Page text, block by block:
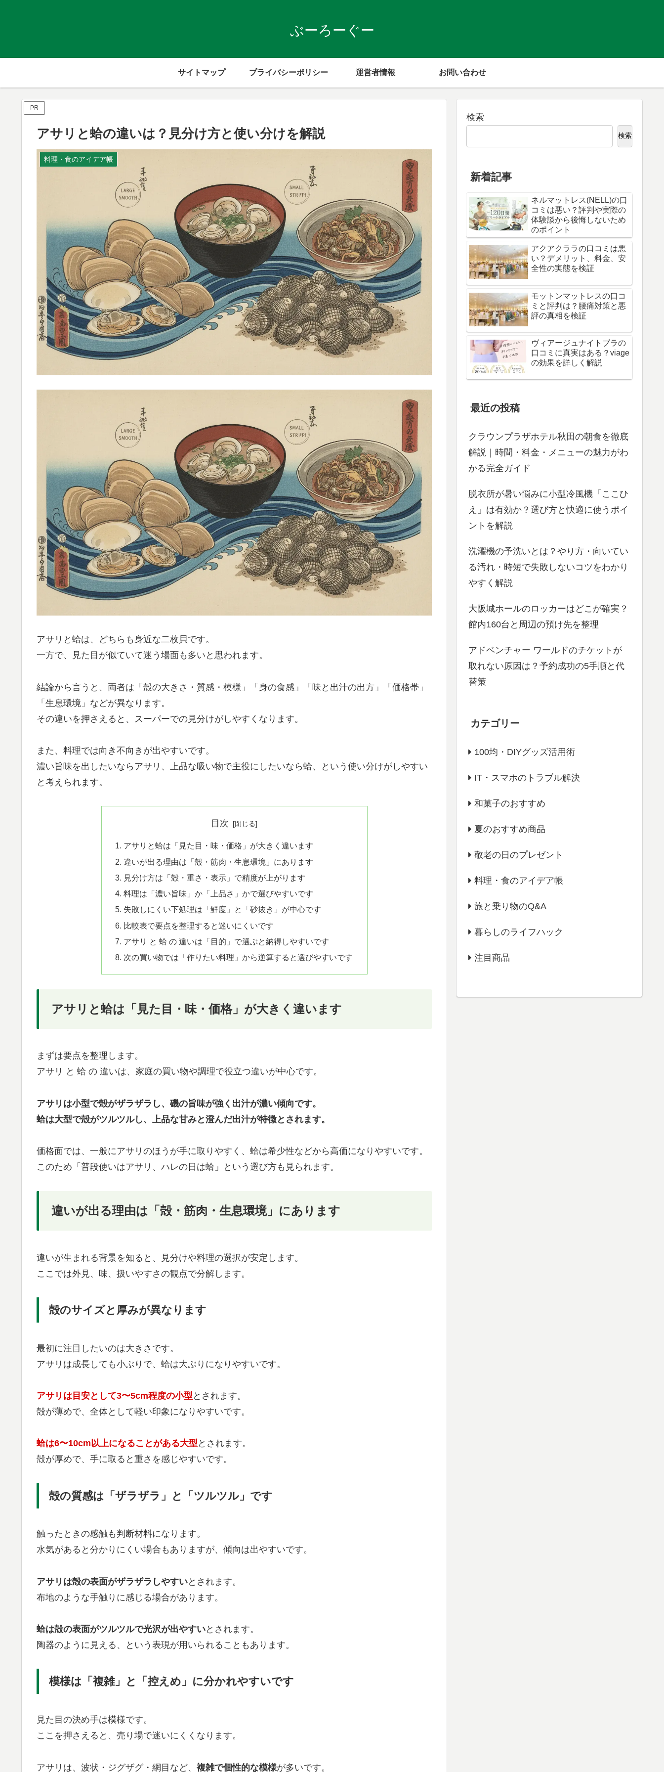
ぶーろーぐー
サイトマップ プライバシーポリシー 運営者情報 お問い合わせ
PR
アサリと蛤の違いは？見分け方と使い分けを解説
料理・食のアイデア帳
アサリと蛤は、どちらも身近な二枚貝です。
一方で、見た目が似ていて迷う場面も多いと思われます。
結論から言うと、両者は「殻の大きさ・質感・模様」「身の食感」「味と出汁の出方」「価格帯」
「生息環境」などが異なります。
その違いを押さえると、スーパーでの見分けがしやすくなります。
また、料理では向き不向きが出やすいです。
濃い旨味を出したいならアサリ、上品な吸い物で主役にしたいなら蛤、という使い分けがしやすい
と考えられます。
目次
アサリと蛤は「見た目・味・価格」が大きく違います
違いが出る理由は「殻・筋肉・生息環境」にあります
見分け方は「殻・重さ・表示」で精度が上がります
料理は「濃い旨味」か「上品さ」かで選びやすいです
失敗しにくい下処理は「鮮度」と「砂抜き」が中心です
比較表で要点を整理すると迷いにくいです
アサリ と 蛤 の 違いは「目的」で選ぶと納得しやすいです
次の買い物では「作りたい料理」から逆算すると選びやすいです
アサリと蛤は「見た目・味・価格」が大きく違います
まずは要点を整理します。
アサリ と 蛤 の 違いは、家庭の買い物や調理で役立つ違いが中心です。
アサリは小型で殻がザラザラし、磯の旨味が強く出汁が濃い傾向です。
蛤は大型で殻がツルツルし、上品な甘みと澄んだ出汁が特徴とされます。
価格面では、一般にアサリのほうが手に取りやすく、蛤は希少性などから高価になりやすいです。
このため「普段使いはアサリ、ハレの日は蛤」という選び方も見られます。
違いが出る理由は「殻・筋肉・生息環境」にあります
違いが生まれる背景を知ると、見分けや料理の選択が安定します。
ここでは外見、味、扱いやすさの観点で分解します。
殻のサイズと厚みが異なります
最初に注目したいのは大きさです。
アサリは成長しても小ぶりで、蛤は大ぶりになりやすいです。
アサリは目安として3〜5cm程度の小型 とされます。
殻が薄めで、全体として軽い印象になりやすいです。
蛤は6〜10cm以上になることがある大型 とされます。
殻が厚めで、手に取ると重さを感じやすいです。
殻の質感は「ザラザラ」と「ツルツル」です
触ったときの感触も判断材料になります。
水気があると分かりにくい場合もありますが、傾向は出やすいです。
アサリは殻の表面がザラザラしやすいとされます。
布地のような手触りに感じる場合があります。
蛤は殻の表面がツルツルで光沢が出やすいとされます。
陶器のように見える、という表現が用いられることもあります。
模様は「複雑」と「控えめ」に分かれやすいです
見た目の決め手は模様です。
ここを押さえると、売り場で迷いにくくなります。
アサリは、波状・ジグザグ・網目など、 複雑で個性的な模様が多いです。
検索
検索
新着記事
ネルマットレス(NELL)の口
コミは悪い？評判や実際の
体験談から後悔しないため
のポイント
アクアクララの口コミは悪
い？デメリット、料金、安
全性の実態を検証
モットンマットレスの口コ
ミと評判は？腰痛対策と悪
評の真相を検証
ヴィアージュナイトブラの
口コミに真実はある？viage
の効果を詳しく解説
最近の投稿
クラウンプラザホテル秋田の朝食を徹底
解説｜時間・料金・メニューの魅力がわ
かる完全ガイド
脱衣所が暑い悩みに小型冷風機「ここひ
え」は有効か？選び方と快適に使うポイ
ントを解説
洗濯機の予洗いとは？やり方・向いてい
る汚れ・時短で失敗しないコツをわかり
やすく解説
大阪城ホールのロッカーはどこが確実？
館内160台と周辺の預け先を整理
アドベンチャー ワールドのチケットが
取れない原因は？予約成功の5手順と代
替策
カテゴリー
100均・DIYグッズ活用術
IT・スマホのトラブル解決
和菓子のおすすめ
夏のおすすめ商品
敬老の日のプレゼント
料理・食のアイデア帳
旅と乗り物のQ&A
暮らしのライフハック
注目商品